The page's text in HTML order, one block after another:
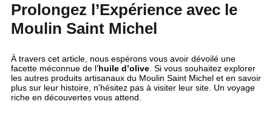
Prolongez l’Expérience avec le
Moulin Saint Michel
À travers cet article, nous espérons vous avoir dévoilé une
facette méconnue de l’huile d’olive . Si vous souhaitez explorer
les autres produits artisanaux du Moulin Saint Michel et en savoir
plus sur leur histoire, n’hésitez pas à visiter leur site. Un voyage
riche en découvertes vous attend.